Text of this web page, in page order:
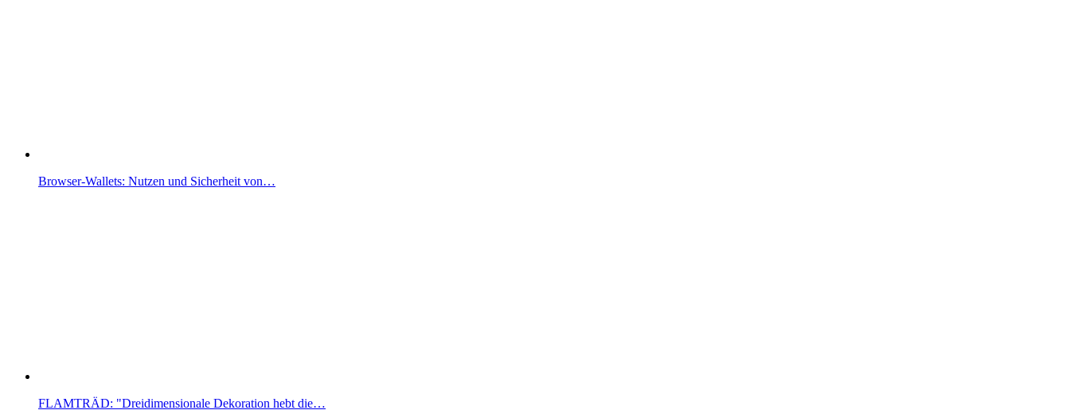
Browser-Wallets: Nutzen und Sicherheit von…
FLAMTRÄD: "Dreidimensionale Dekoration hebt die…